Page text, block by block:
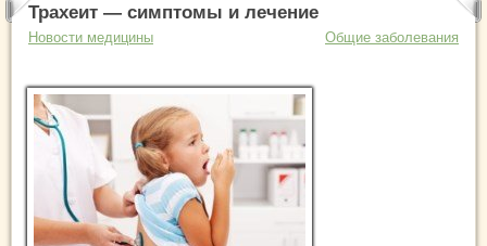
Трахеит — симптомы и лечение
Новости медицины Общие заболевания